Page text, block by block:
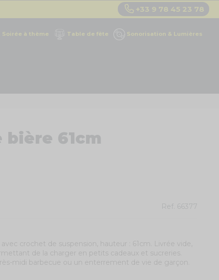
+33 9 78 45 23 78
Soirée à thème Table de fête Sonorisation & Lumières
61cm
Ref. 66377
crochet de suspension, hauteur : 61cm. Livrée vide,
de la charger en petits cadeaux et sucreries.
midi barbecue ou un enterrement de vie de garçon.